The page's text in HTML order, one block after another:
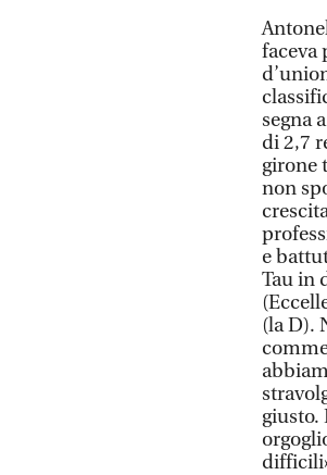
faceva
segna
di 2,7
girone
non
e
Tau in
(la D).
giusto.